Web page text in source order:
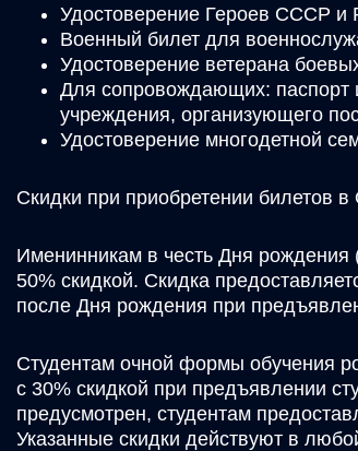
Удостоверение Героев СССР и
Военный билет для
Удостоверение ветерана
Для сопровождающих: паспорт
учреждения, организующего
Удостоверение многодетной
Скидки при приобретении билетов
Именинникам в честь Дня рождения
50% скидкой. Скидка
после Дня рождения при
Студентам очной формы обучения
с 30% скидкой при предъявлении
предусмотрен, студентам
Указанные скидки действуют в